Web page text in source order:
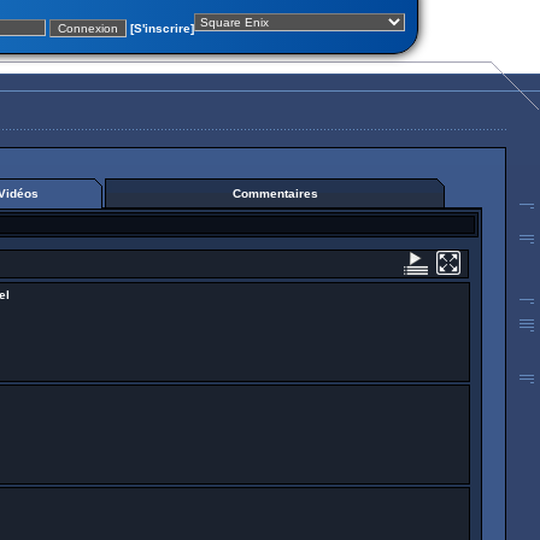
[S'inscrire]
Commentaires